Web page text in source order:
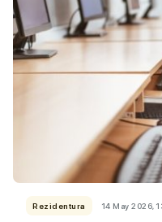
Rezidentura 14 May 2026,